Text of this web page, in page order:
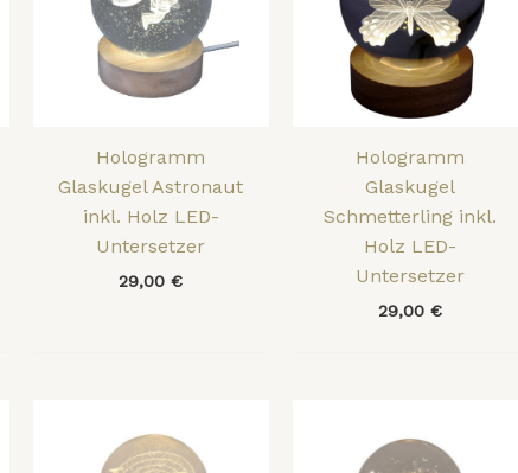
Hologramm
Glaskugel Astronaut
inkl. Holz LED-
Untersetzer
29,00€
Hologramm
Glaskugel
Schmetterling inkl.
Holz LED-
Untersetzer
29,00 €